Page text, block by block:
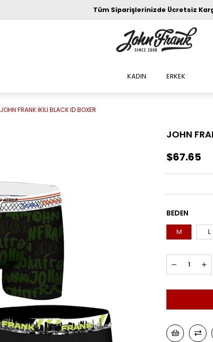
Tüm Siparişlerinizde Ücretsiz
KADIN ERKEK
JOHN FRANK İKİLİ BLACK ID BOXER
JOHN
$67.65
BEDEN
M L